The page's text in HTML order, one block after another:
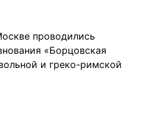
проводились
«Борцовская
и греко-римской